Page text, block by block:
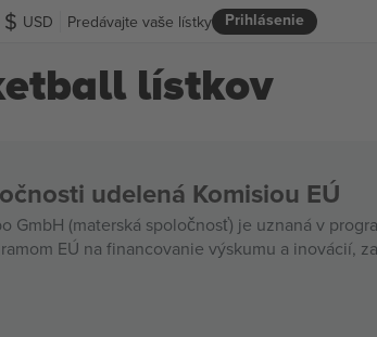
USD Prihlásenie
Predávajte vaše lístky
lístkov
udelená Komisiou EÚ
GmbH (materská spoločnosť) je uznaná v
EÚ na financovanie výskumu a inovácií,